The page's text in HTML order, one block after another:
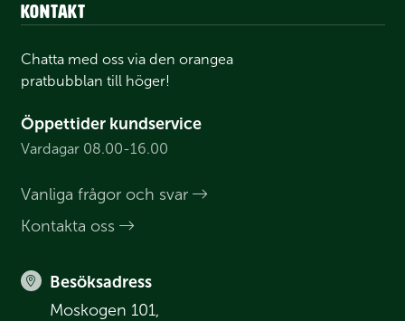
Kontakt
Chatta med oss via den orangea
pratbubblan till höger!
Öppettider kundservice
Vardagar 08.00-16.00
Vanliga frågor och svar
Kontakta oss
Besöksadress
Moskogen 101,